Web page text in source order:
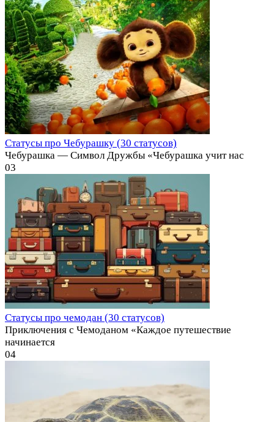
Статусы про Чебурашку (30 статусов)
Чебурашка — Символ Дружбы «Чебурашка учит нас
03
Статусы про чемодан (30 статусов)
Приключения с Чемоданом «Каждое путешествие
начинается
04